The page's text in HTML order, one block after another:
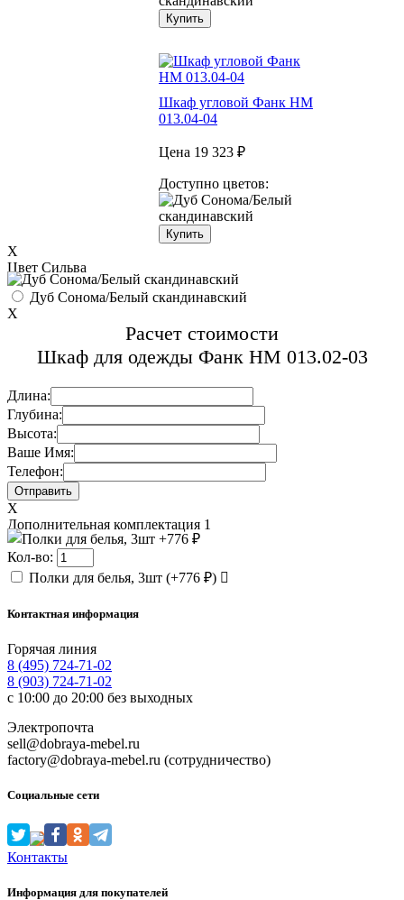
Купить
Шкаф угловой Фанк НМ
013.04-04
Цена 19 323 ₽
Доступно цветов:
Купить
X
Цвет Сильва
Дуб Сонома/Белый скандинавский
X
Расчет стоимости
Шкаф для одежды Фанк НМ 013.02-03
Длина:
Глубина:
Высота:
Ваше Имя:
Телефон:
X
Дополнительная комплектация 1
Кол-во:
Полки для белья, 3шт (+776 ₽)
Контактная информация
Горячая линия
8 (495) 724-71-02
8 (903) 724-71-02
с 10:00 до 20:00 без выходных
Электропочта
sell@dobraya-mebel.ru
factory@dobraya-mebel.ru (сотрудничество)
Социальные сети
Контакты
Информация для покупателей